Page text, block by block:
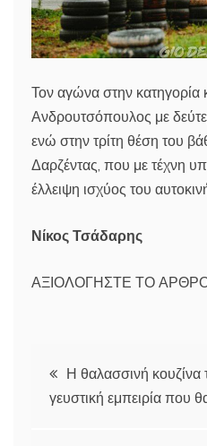
Τον αγώνα στην κατηγορία
Ανδρουτσόπουλος με
ενώ στην τρίτη θέση του
Δαρζέντας, που με τέχνη
έλλειψη ισχύος του
Νίκος Τσάδαρης
ΑΞΙΟΛΟΓΗΣΤΕ ΤΟ
Πλοήγηση
άρθρων
Η θαλασσινή κουζίνα
γευστική εμπειρία που